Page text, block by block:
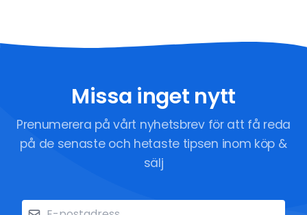
Missa inget nytt
Prenumerera på vårt nyhetsbrev för att få reda
på de senaste och hetaste tipsen inom köp &
sälj